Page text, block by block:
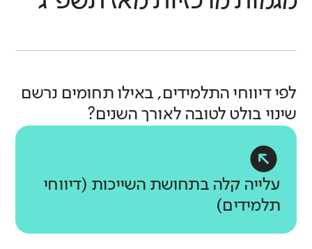
לפי דיווחי התלמידים, באילו תחומים נרשם
שינוי בולט לטובה לאורך השנים?
עלייה קלה בתחושת השייכות (דיווחי
תלמידים)